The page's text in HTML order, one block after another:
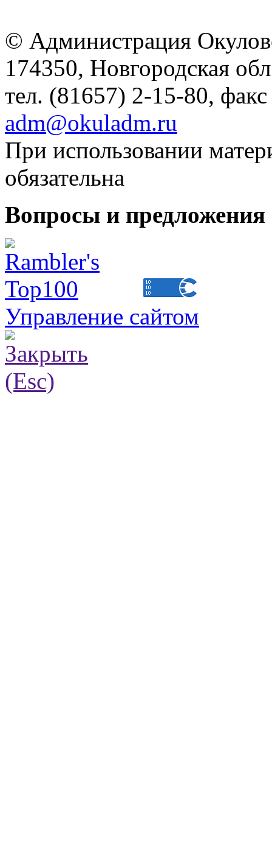
© Администрация
174350, Новгородская
тел. (81657) 2-15-80,
adm@okuladm.ru
При использовании
обязательна
Вопросы и
Управление сайтом